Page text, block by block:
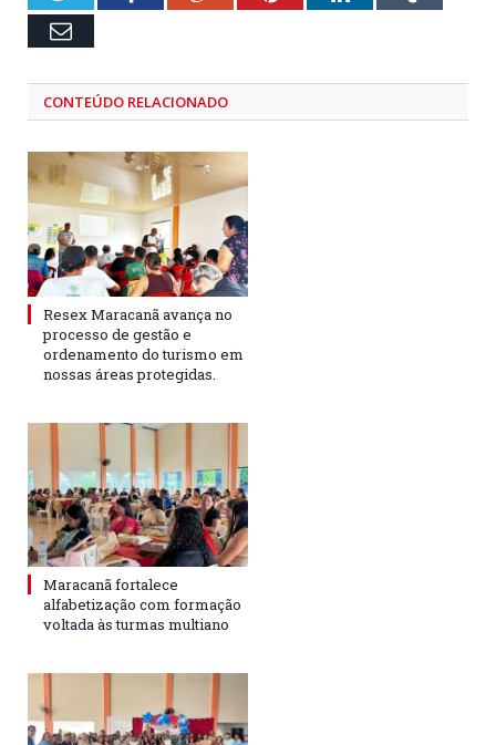
Email
CONTEÚDO RELACIONADO
Resex Maracanã avança no
processo de gestão e
ordenamento do turismo em
nossas áreas protegidas.
Maracanã fortalece
alfabetização com formação
voltada às turmas multiano